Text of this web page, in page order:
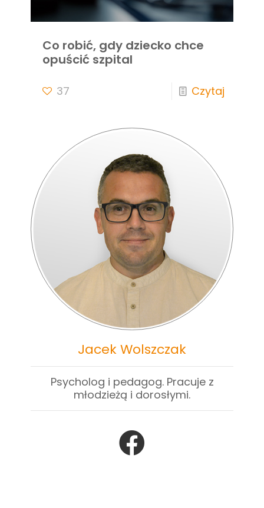
Co robić, gdy dziecko chce
opuścić szpital
37 Czytaj
Jacek Wolszczak
Psycholog i pedagog. Pracuje z
młodzieżą i dorosłymi.